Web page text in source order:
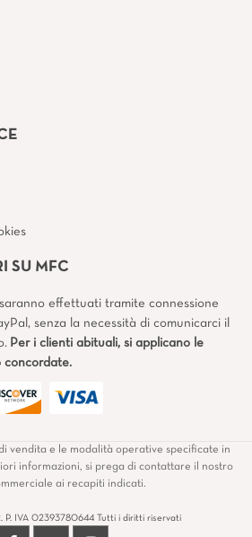
SU MFC
effettuati tramite connessione
senza la necessità di comunicarci il
Per i clienti abituali, si applicano le
concordate.
vendita e le modalità operative specificate in
informazioni, si prega di contattare il nostro
ai recapiti indicati.
P. IVA 02393780644 Tutti i diritti riservati